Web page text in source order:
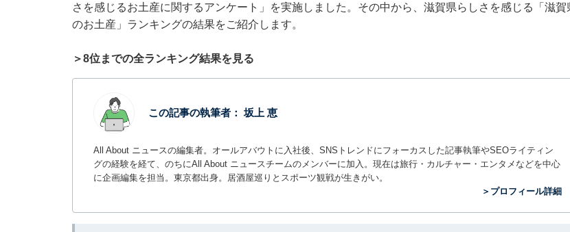
さを感じるお土産に関するアンケート」を実施しました。その中から、滋賀県らしさを感じる「滋賀
のお土産」ランキングの結果をご紹介します。
＞8位までの全ランキング結果を見る
この記事の執筆者： 坂上 恵
All About ニュースの編集者。オールアバウトに入社後、SNSトレンドにフォーカスした記事執筆やSEOライティン
グの経験を経て、のちにAll About ニュースチームのメンバーに加入。現在は旅行・カルチャー・エンタメなどを中心
に企画編集を担当。東京都出身。居酒屋巡りとスポーツ観戦が生きがい。
＞プロフィール詳細